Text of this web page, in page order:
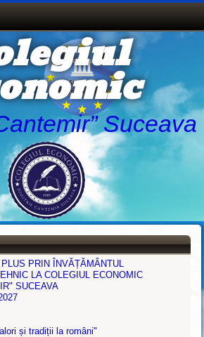
Suceava
PRIN ÎNVĂȚĂMÂNTUL
LA COLEGIUL ECONOMIC
SUCEAVA
și tradiții la români"